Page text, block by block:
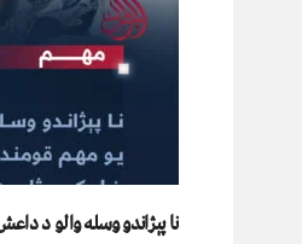
نا پېژاندو وسله والو د